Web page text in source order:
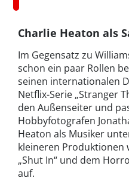
Charlie Heaton als
Im Gegensatz zu
schon ein paar Rollen
seinen internationalen
Netflix-Serie „Stranger
den Außenseiter und
Hobbyfotografen
Heaton als Musiker
kleineren Produktionen
„Shut In“ und dem
auf.